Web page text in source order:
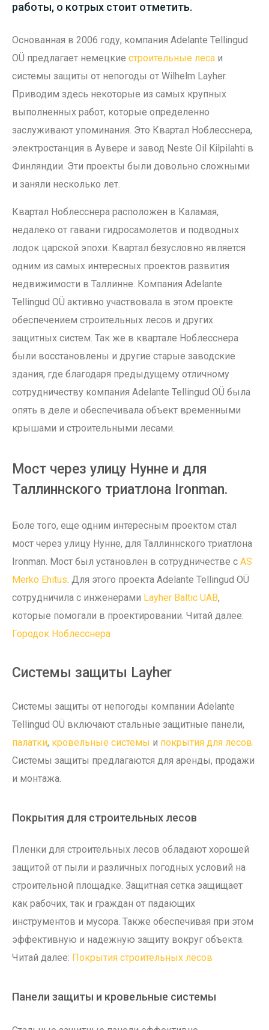
работы, о котрых стоит отметить.
Основанная в 2006 году, компания Adelante Tellingud
OÜ предлагает немецкие строительные леса и
системы защиты от непогоды от Wilhelm Layher.
Приводим здесь некоторые из самых крупных
выполненных работ, которые определенно
заслуживают упоминания. Это Квартал Ноблесснера,
электростанция в Аувере и завод Neste Oil Kilpilahti в
Финляндии. Эти проекты были довольно сложными
и заняли несколько лет.
Квартал Ноблесснера расположен в Каламая,
недалеко от гавани гидросамолетов и подводных
лодок царской эпохи. Квартал безусловно является
одним из самых интересных проектов развития
недвижимости в Таллинне. Компания Adelante
Tellingud OÜ активно участвовала в этом проекте
обеспечением строительных лесов и других
защитных систем. Так же в квартале Ноблесснера
были восстановлены и другие старые заводские
здания, где благодаря предыдущему отличному
сотрудничеству компания Adelante Tellingud OÜ была
опять в деле и обеспечивала объект временными
крышами и строительными лесами.
Мост через улицу Нунне и для
Таллиннского триатлона Ironman.
Боле того, еще одним интересным проектом стал
мост через улицу Нунне, для Таллиннского триатлона
Ironman. Мост был установлен в сотрудничестве с AS
Merko Ehitus. Для этого проекта Adelante Tellingud OÜ
сотрудничила с инженерами Layher Baltic UAB,
которые помогали в проектировании. Читай далее:
Городок Ноблесснера
Системы защиты Layher
Системы защиты от непогоды компании Adelante
Tellingud OÜ включают стальные защитные панели,
палатки, кровельные системы и покрытия для лесов.
Системы защиты предлагаются для аренды, продажи
и монтажа.
Покрытия для строительных лесов
Пленки для строительных лесов обладают хорошей
защитой от пыли и различных погодных условий на
строительной площадке. Защитная сетка защищает
как рабочих, так и граждан от падающих
инструментов и мусора. Также обеспечивая при этом
эффективную и надежную защиту вокруг объекта.
Читай далее: Покрытия строительных лесов
Панели защиты и кровельные системы